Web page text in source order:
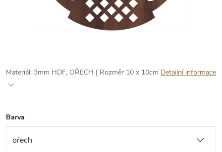
Materiál: 3mm HDF, OŘECH | Rozměr 10 x 10cm Detailní informace
Barva